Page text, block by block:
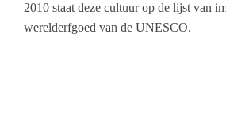
2010 staat deze cultuur op de lijst van
werelderfgoed van de UNESCO.